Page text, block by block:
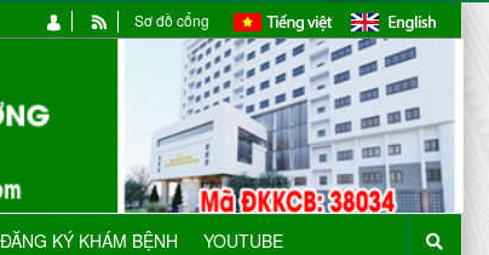
ĐĂNG KÝ KHÁM BỆNH YOUTUBE
Sơ đồ cổng